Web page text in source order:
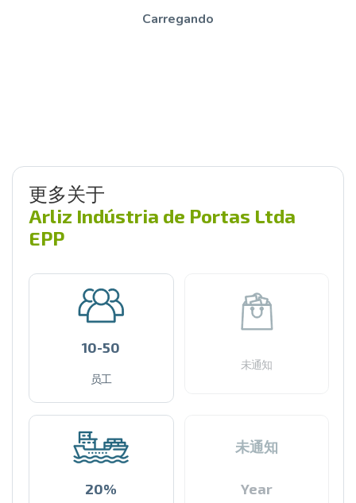
Carregando
更多关于
Arliz Indústria de Portas Ltda
EPP
10-50
员工
未通知
20%
未通知
Year